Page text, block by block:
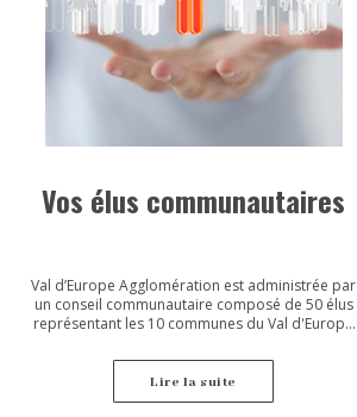
Vos élus communautaires
Val d’Europe Agglomération est administrée par
un conseil communautaire composé de 50 élus
représentant les 10 communes du Val d'Europe
Bailly-Romainvilliers, Chessy, Coupvray, Esbly,
Magny le Hongre, Montry, Saint-Germain-sur-
Morin, Serris, Villeneuve le Comte et Villeneuve
Lire la suite